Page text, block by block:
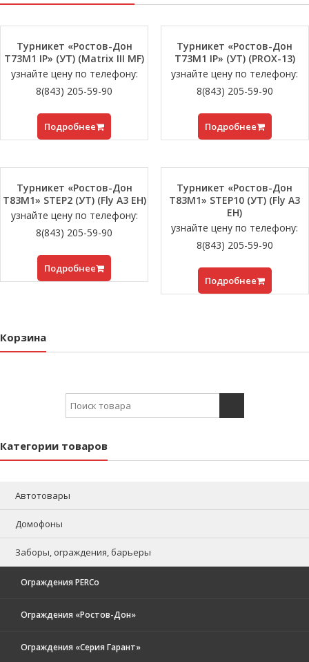
Турникет «Ростов-Дон
Т73М1 IP» (УТ) (Matrix III MF)
узнайте цену по телефону:
8(843) 205-59-90
Подробнее
Турникет «Ростов-Дон
Т73М1 IP» (УТ) (PROX-13)
узнайте цену по телефону:
8(843) 205-59-90
Подробнее
Турникет «Ростов-Дон
Т83М1» STEP2 (УТ) (Fly A3 EH)
узнайте цену по телефону:
8(843) 205-59-90
Подробнее
Турникет «Ростов-Дон
Т83М1» STEP10 (УТ) (Fly A3
EH)
узнайте цену по телефону:
8(843) 205-59-90
Подробнее
Корзина
Search for:
Категории товаров
Автотовары
Домофоны
Заборы, ограждения, барьеры
Ограждения PERCo
Ограждения «Ростов-Дон»
Ограждения «Серия Гарант»